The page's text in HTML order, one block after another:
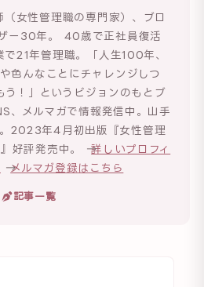
（女性管理職の専門家）、ブロ
ー30年。 40歳で正社員復活
で21年管理職。「人生100年、
色んなことにチャレンジしつ
う！」というビジョンのもとブ
、メルマガで情報発信中。山手
2023年4月初出版『女性管理
好評発売中。 →詳しいプロフィ
→メルマガ登録はこちら
記事一覧